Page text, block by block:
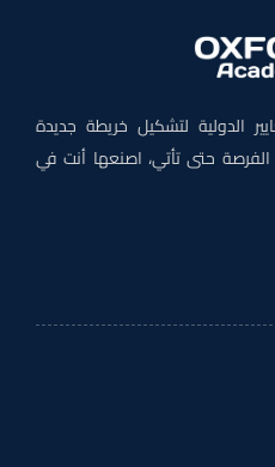
الدولية لتشكيل خريطة جديدة
الفرصة حتى تأتي، اصنعها أنت في